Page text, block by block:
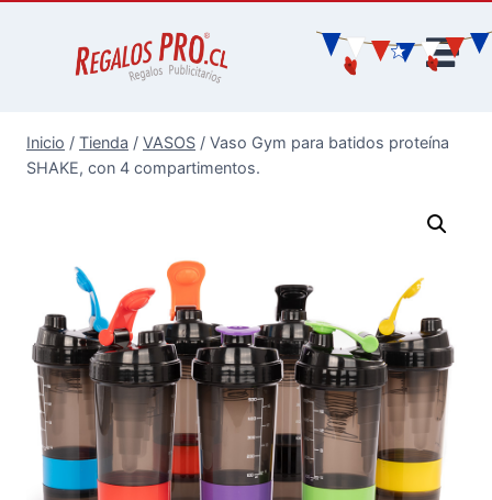
Inicio / Tienda / VASOS / Vaso Gym para batidos proteína
SHAKE, con 4 compartimentos.